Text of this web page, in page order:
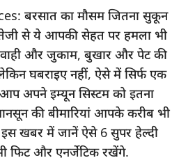
बरसात का मौसम जितना सुकून
तेजी से ये आपकी सेहत पर हमला भी
और जुकाम, बुखार और पेट की
घबराइए नहीं, ऐसे में सिर्फ एक
अपने इम्यून सिस्टम को इतना
की बीमारियां आपके करीब भी
खबर में जानें ऐसे 6 सुपर हेल्दी
फिट और एनर्जेटिक रखेंगे.